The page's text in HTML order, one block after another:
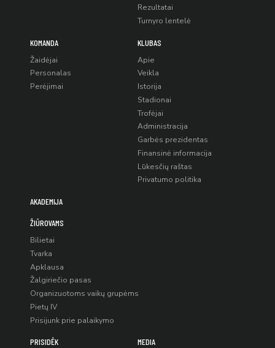
Rezultatai
Turnyro lentelė
KOMANDA
Žaidėjai
Personalas
Perėjimai
KLUBAS
Apie
Veikla
Istorija
Stadionai
Trofėjai
Administracija
Garbės prezidentas
Finansinė informacija
Lūkesčių raštas
Privatumo politika
AKADEMIJA
ŽIŪROVAMS
Bilietai
Tvarka
Apklausa
Žalgiriečio pasas
Organizuotoms vaikų grupėms
Pietų IV
Prisijunk prie palaikymo
PRISIDĖK MEDIA